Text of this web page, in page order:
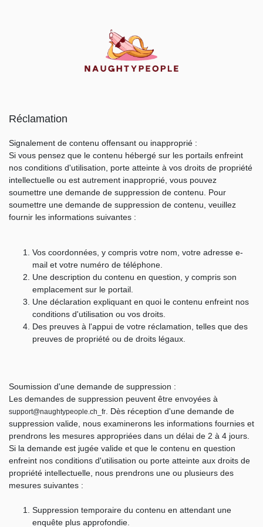
Réclamation
Signalement de contenu offensant ou inapproprié :
Si vous pensez que le contenu hébergé sur les portails enfreint
nos conditions d'utilisation, porte atteinte à vos droits de propriété
intellectuelle ou est autrement inapproprié, vous pouvez
soumettre une demande de suppression de contenu. Pour
soumettre une demande de suppression de contenu, veuillez
fournir les informations suivantes :
Vos coordonnées, y compris votre nom, votre adresse e-
mail et votre numéro de téléphone.
Une description du contenu en question, y compris son
emplacement sur le portail.
Une déclaration expliquant en quoi le contenu enfreint nos
conditions d'utilisation ou vos droits.
Des preuves à l'appui de votre réclamation, telles que des
preuves de propriété ou de droits légaux.
Soumission d'une demande de suppression :
Les demandes de suppression peuvent être envoyées à
support@naughtypeople.ch _fr . Dès réception d'une demande de
suppression valide, nous examinerons les informations fournies et
prendrons les mesures appropriées dans un délai de 2 à 4 jours.
Si la demande est jugée valide et que le contenu en question
enfreint nos conditions d'utilisation ou porte atteinte aux droits de
propriété intellectuelle, nous prendrons une ou plusieurs des
mesures suivantes :
Suppression temporaire du contenu en attendant une
enquête plus approfondie.